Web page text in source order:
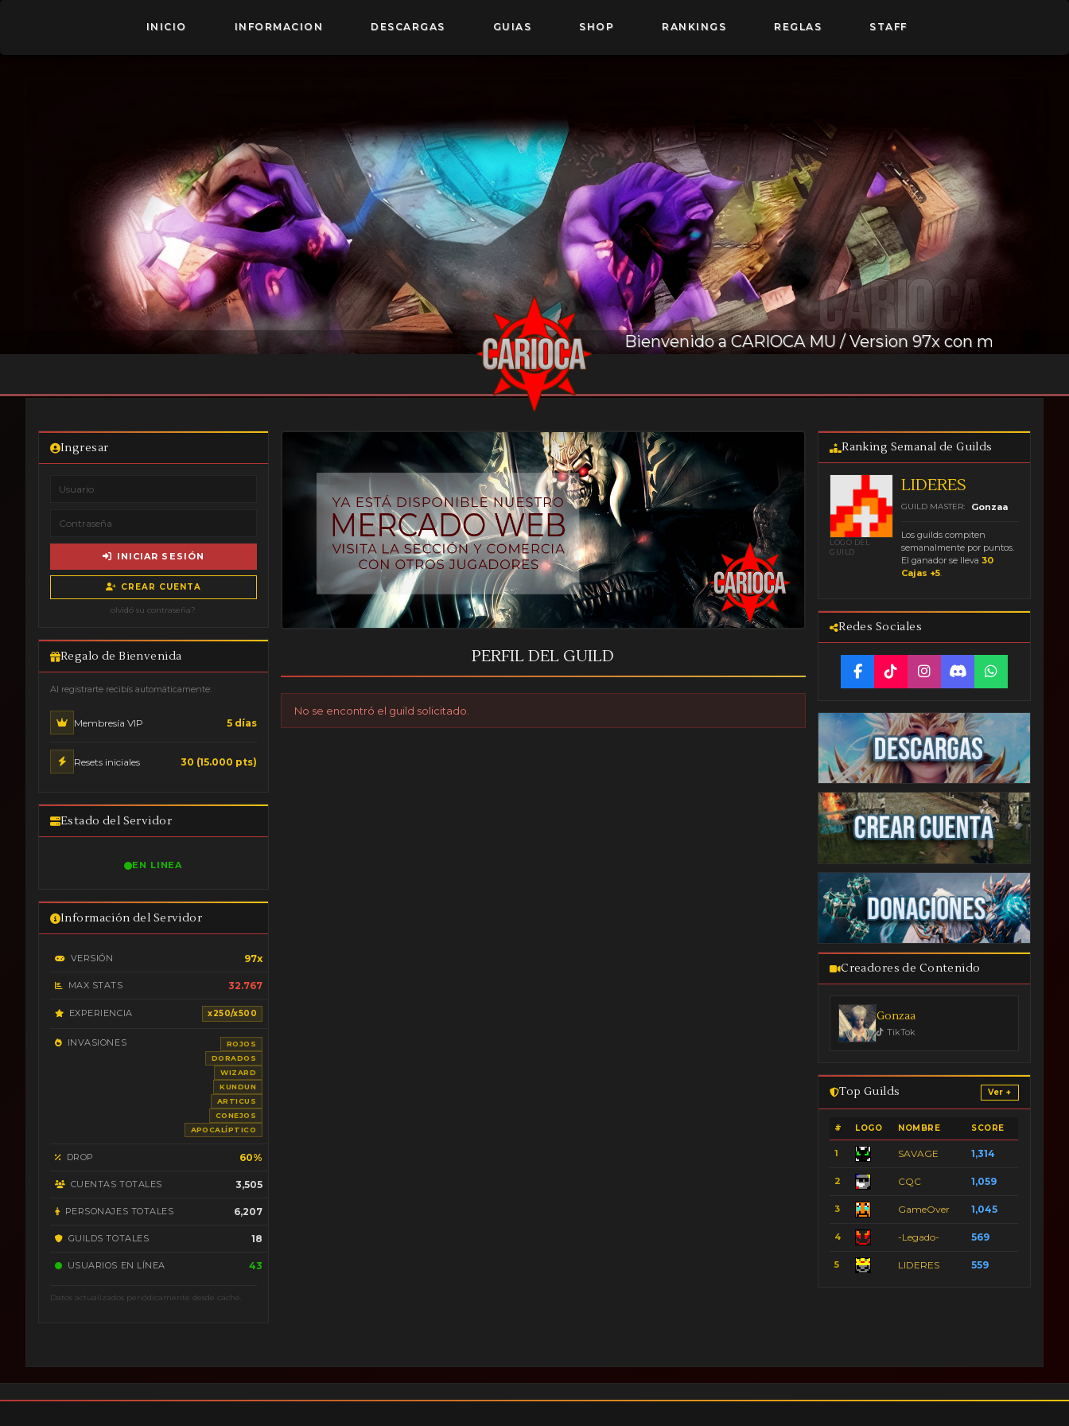
Bienvenido a CARIOCA MU / Version 97x con modificaciones
INICIO INFORMACION DESCARGAS GUIAS SHOP RANKINGS REGLAS STAFF
Ingresar
INICIAR SESIÓN
CREAR CUENTA
olvidó su contraseña?
Regalo de Bienvenida
Al registrarte recibís automáticamente:
Membresía VIP 5 días
Resets iniciales 30 (15.000 pts)
Estado del Servidor
EN LINEA
Información del Servidor
VERSIÓN 97x
MAX STATS 32.767
EXPERIENCIA x250/x500
INVASIONES
ROJOS
DORADOS
WIZARD
KUNDUN
ARTICUS
CONEJOS
APOCALÍPTICO
DROP 60%
CUENTAS TOTALES 3,505
PERSONAJES TOTALES 6,207
GUILDS TOTALES 18
USUARIOS EN LÍNEA 43
Datos actualizados periódicamente desde caché.
PERFIL DEL GUILD
No se encontró el guild solicitado.
Ranking Semanal de Guilds
LOGO DEL
GUILD
LIDERES
GUILD MASTER: Gonzaa
Los guilds compiten
semanalmente por puntos.
El ganador se lleva 30
Cajas +5.
Redes Sociales
Creadores de Contenido
Gonzaa
TikTok
Top Guilds Ver +
# LOGO NOMBRE SCORE
1 SAVAGE 1,314
2 CQC 1,059
3 GameOver 1,045
4 -Legado- 569
5 LIDERES 559